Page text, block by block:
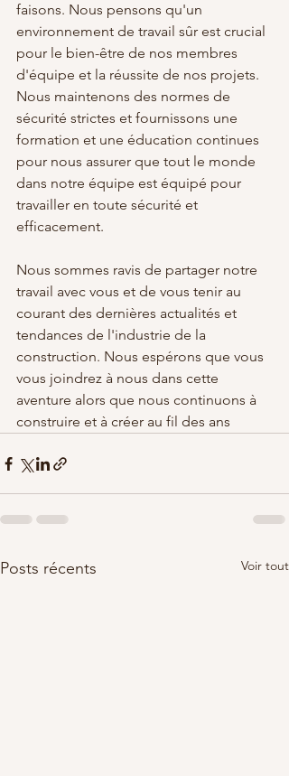
faisons. Nous pensons qu'un
environnement de travail sûr est crucial
pour le bien-être de nos membres
d'équipe et la réussite de nos projets.
Nous maintenons des normes de
sécurité strictes et fournissons une
formation et une éducation continues
pour nous assurer que tout le monde
dans notre équipe est équipé pour
travailler en toute sécurité et
efficacement.
Nous sommes ravis de partager notre
travail avec vous et de vous tenir au
courant des dernières actualités et
tendances de l'industrie de la
construction. Nous espérons que vous
vous joindrez à nous dans cette
aventure alors que nous continuons à
construire et à créer au fil des ans
Posts récents Voir tout